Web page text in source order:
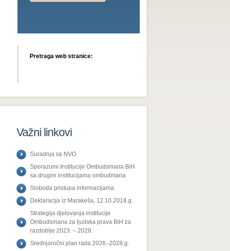
Pretraga web stranice:
Važni linkovi
Suradnja sa NVO
Sporazumi Institucije Ombudsmana BiH
sa drugim institucijama ombudmana
Sloboda pristupa informacijama
Deklaracija iz Marakeša, 12.10.2018.g.
Strategija djelovanja institucije
Ombudsmana za ljudska prava BiH za
razdoblje 2023. – 2028.
Srednjoročni plan rada 2026.-2028.g.